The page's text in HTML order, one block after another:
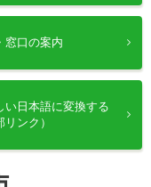
窓口の案内
い日本語に変換する
リンク）